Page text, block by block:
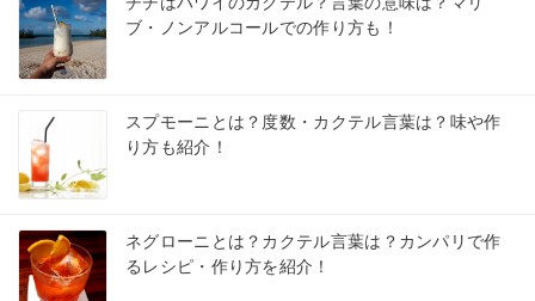
ブ・ノンアルコールでの作り方も！
スプモーニとは？度数・カクテル言葉は？味や作
り方も紹介！
ネグローニとは？カクテル言葉は？カンパリで作
るレシピ・作り方を紹介！